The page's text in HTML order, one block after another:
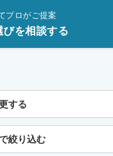
事業者のみ掲載しています。
プロがご提案
を相談する
する
絞り込む